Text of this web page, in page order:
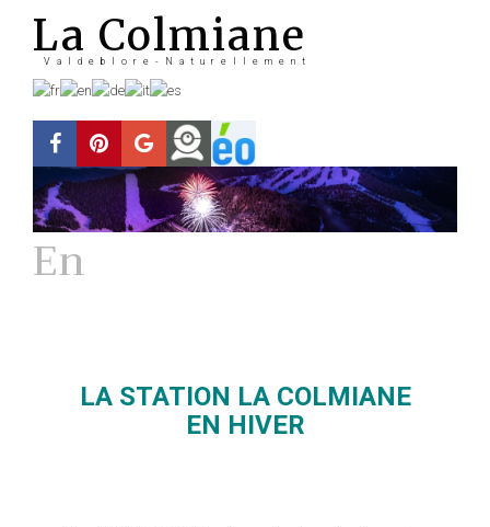
La Colmiane
Valdeblore-Naturellement
En
LA STATION LA COLMIANE
EN HIVER